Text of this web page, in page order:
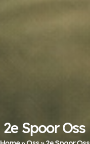
2e Spoor Oss